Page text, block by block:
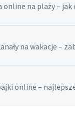
online na plaży – jak
na wakacje –
online –